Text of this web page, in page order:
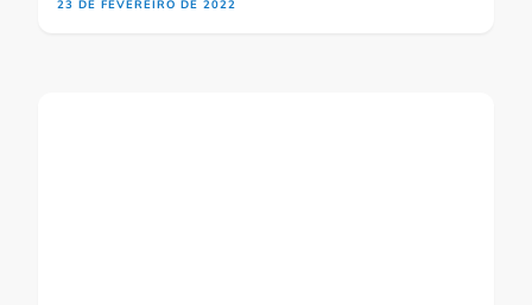
23 DE FEVEREIRO DE 2022